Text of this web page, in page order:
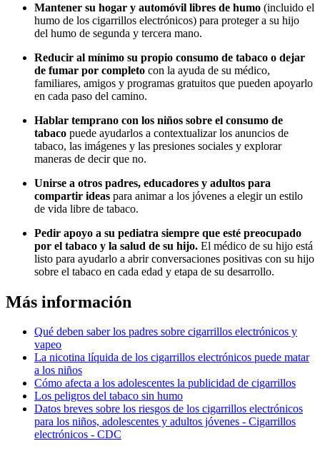
Mantener su hogar y automóvil libres de humo (incluido el
humo de los cigarrillos electrónicos) para proteger a su hijo
del humo de segunda y tercera mano.
Reducir al mínimo su propio consumo de tabaco o dejar
de fumar por completo con la ayuda de su médico,
familiares, amigos y programas gratuitos que pueden apoyarlo
en cada paso del camino.
Hablar temprano con los niños sobre el consumo de
tabaco puede ayudarlos a contextualizar los anuncios de
tabaco, las imágenes y las presiones sociales y explorar
maneras de decir que no.
Unirse a otros padres, educadores y adultos para
compartir ideas para animar a los jóvenes a elegir un estilo
de vida libre de tabaco.
Pedir apoyo a su pediatra siempre que esté preocupado
por el tabaco y la salud de su hijo. El médico de su hijo está
listo para ayudarlo a abrir conversaciones positivas con su hijo
sobre el tabaco en cada edad y etapa de su desarrollo.
Más información
Qué deben saber los padres sobre cigarrillos electrónicos y
vapeo
La nicotina líquida de los cigarrillos electrónicos puede matar
a los niños
Cómo afecta a los adolescentes la publicidad de cigarrillos
Los peligros del tabaco sin humo
Datos breves sobre los riesgos de los cigarrillos electrónicos
para los niños, adolescentes y adultos jóvenes - Cigarrillos
electrónicos - CDC